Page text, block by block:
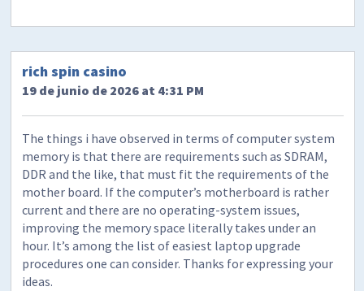
rich spin casino
19 de junio de 2026 at 4:31 PM
The things i have observed in terms of computer system
memory is that there are requirements such as SDRAM,
DDR and the like, that must fit the requirements of the
mother board. If the computer’s motherboard is rather
current and there are no operating-system issues,
improving the memory space literally takes under an
hour. It’s among the list of easiest laptop upgrade
procedures one can consider. Thanks for expressing your
ideas.